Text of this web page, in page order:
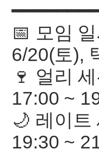
📅 모임 일
6/20(토),
🍷 얼리
17:00 ~
🌙 레이트
19:30 ~